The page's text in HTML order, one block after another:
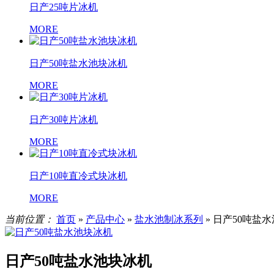
日产25吨片冰机
MORE
日产50吨盐水池块冰机
MORE
日产30吨片冰机
MORE
日产10吨直冷式块冰机
MORE
当前位置： 首页 » 产品中心 » 盐水池制冰系列 » 日产50吨盐
日产50吨盐水池块冰机